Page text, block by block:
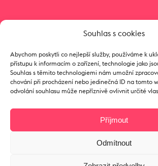
Souhlas s cookies
Abychom poskytli co nejlepší služby, používáme k
přístupu k informacím o zařízení, technologie jako
Souhlas s těmito technologiemi nám umožní
chování při procházení nebo jedinečná ID na tomto
odvolání souhlasu může nepříznivě ovlivnit určité
Příjmout
Odmítnout